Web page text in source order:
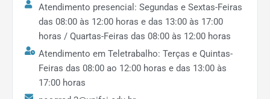
Atendimento presencial: Segundas e Sextas-Feiras
das 08:00 às 12:00 horas e das 13:00 às 17:00
horas / Quartas-Feiras das 08:00 às 12:00 horas
Atendimento em Teletrabalho: Terças e Quintas-
Feiras das 08:00 ao 12:00 horas e das 13:00 às
17:00 horas